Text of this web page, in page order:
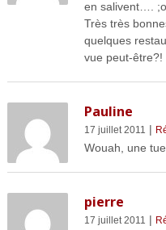
en salivent….
Très très
quelques
vue peut-être?!
Pauline
17 juillet 2011 |
Wouah, une
pierre
17 juillet 2011 |